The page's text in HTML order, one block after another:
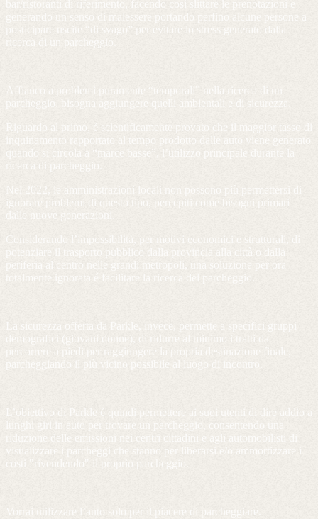
bar/ristoranti di riferimento, facendo così slittare le prenotazioni e
generando un senso di malessere portando perfino alcune persone a
posticipare uscite “di svago” per evitare lo stress generato dalla
ricerca di un parcheggio.
Affianco a problemi puramente “temporali” nella ricerca di un
parcheggio, bisogna aggiungere quelli ambientali e di sicurezza.
Riguardo al primo, é scientificamente provato che il maggior tasso di
inquinamento rapportato al tempo prodotto dalle auto viene generato
quando si circola a “marce basse”, l’utilizzo principale durante la
ricerca di parcheggio.
Nel 2022, le amministrazioni locali non possono più permettersi di
ignorare problemi di questo tipo, percepiti come bisogni primari
dalle nuove generazioni.
Considerando l’impossibilità, per motivi economici e strutturali, di
potenziare il trasporto pubblico dalla provincia alla città o dalla
periferia al centro nelle grandi metropoli, una soluzione per ora
totalmente ignorata é facilitare la ricerca del parcheggio.
La sicurezza offerta da Parkle, invece, permette a specifici gruppi
demografici (giovani donne), di ridurre al minimo i tratti da
percorrere a piedi per raggiungere la propria destinazione finale,
parcheggiando il più vicino possibile al luogo di incontro.
L’obiettivo di Parkle é quindi permettere ai suoi utenti di dire addio a
lunghi giri in auto per trovare un parcheggio, consentendo una
riduzione delle emissioni nei centri cittadini e agli automobilisti di
visualizzare i parcheggi che stanno per liberarsi e/o ammortizzare i
costi "rivendendo" il proprio parcheggio.
Vorrai utilizzare l’auto solo per il piacere di parcheggiare.